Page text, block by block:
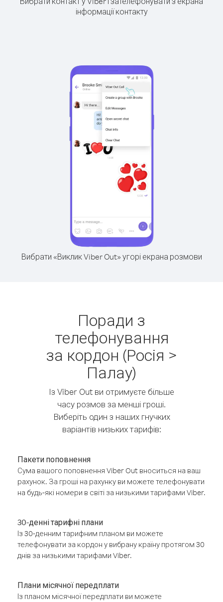
інформації контакту
Вибрати «Виклик Viber Out» угорі екрана розмови
Поради з
телефонування
за кордон (Росія >
Палау)
Із Viber Out ви отримуєте більше
часу розмов за менші гроші.
Виберіть один з наших гнучких
варіантів низьких тарифів:
Пакети поповнення
Сума вашого поповнення Viber Out вноситься на ваш
рахунок. За гроші на рахунку ви можете телефонувати
на будь-які номери в світі за низькими тарифами Viber.
30-денні тарифні плани
Із 30-денним тарифним планом ви можете
телефонувати за кордон у вибрану країну протягом 30
днів за низькими тарифами Viber.
Плани місячної передплати
Із планом місячної передплати ви можете